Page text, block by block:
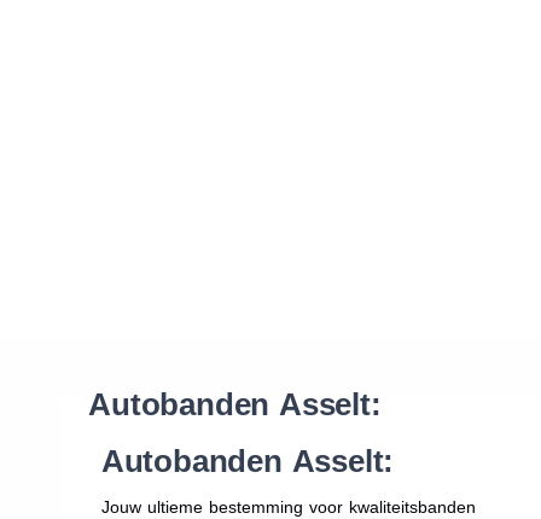
Autobanden Asselt:
Autobanden Asselt:
Jouw ultieme bestemming voor kwaliteitsbanden